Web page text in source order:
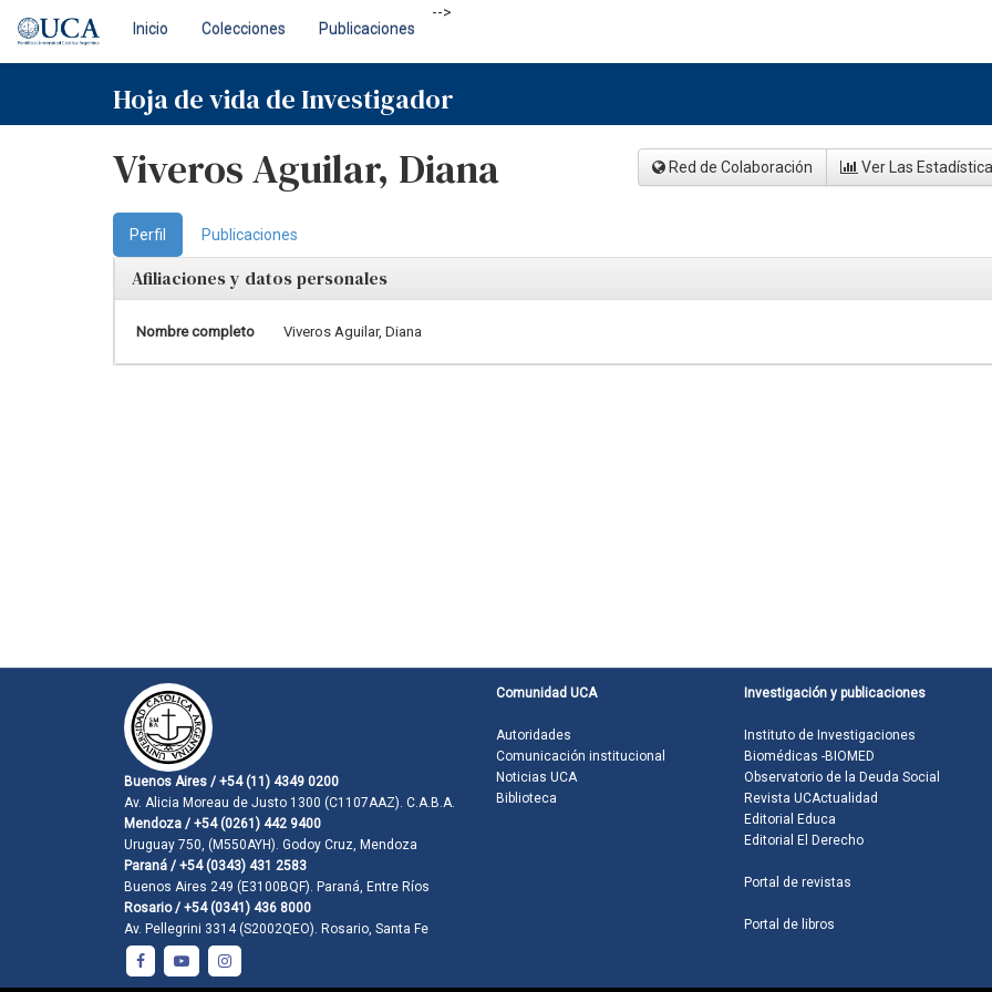
navigation
Inicio Colecciones Publicaciones
-->
Hoja de vida de Investigador
Viveros Aguilar, Diana Red de Colaboración Ver Las
Perfil Publicaciones
Afiliaciones y datos personales
Nombre completo Viveros Aguilar, Diana
Buenos Aires / +54 (11) 4349 0200
Av. Alicia Moreau de Justo 1300 (C1107AAZ). C.A.B.A.
Mendoza / +54 (0261) 442 9400
Uruguay 750, (M550AYH). Godoy Cruz, Mendoza
Paraná / +54 (0343) 431 2583
Buenos Aires 249 (E3100BQF). Paraná, Entre Ríos
Rosario / +54 (0341) 436 8000
Av. Pellegrini 3314 (S2002QEO). Rosario, Santa Fe
Comunidad UCA
Autoridades
Comunicación institucional
Noticias UCA
Biblioteca
Investigación y publicaciones
Instituto de Investigaciones
Biomédicas -BIOMED
Observatorio de la Deuda Social
Revista UCActualidad
Editorial Educa
Editorial El Derecho
Portal de revistas
Portal de libros